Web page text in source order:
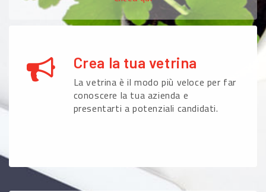
Crea la tua vetrina
La vetrina è il modo più veloce per far
conoscere la tua azienda e
presentarti a potenziali candidati.